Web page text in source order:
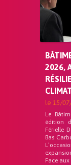
2026,
le 15/
Le
édition
Férielle
Bas
Face